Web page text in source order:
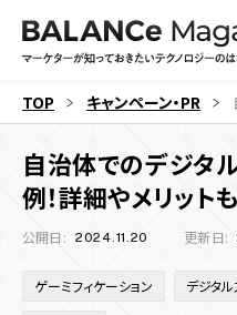
TOP キャンペーン・PR
自治体でのデジタ
例！詳細やメリット
公開日: 2024.11.20 更新日:
ゲーミフィケーション デジタ